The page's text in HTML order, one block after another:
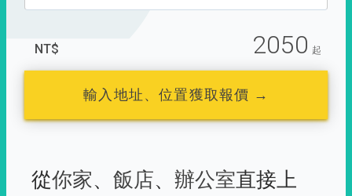
NT$ 2050 起
輸入地址、位置獲取報價 →
從你家、 飯店、 辦公室直接上